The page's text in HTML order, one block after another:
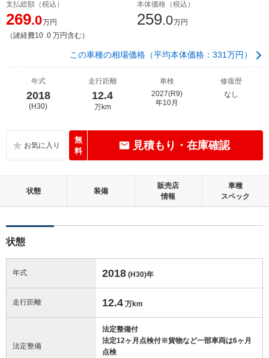
支払総額（税込）
269.0万円
（諸経費10 .0 万円含む）
本体価格（税込）
259.0万円
この車種の相場価格（平均本体価格：331万円）
年式
2018
(H30)
走行距離
12.4
万km
車検
2027(R9)
年10月
修復歴
なし
無
料
見積もり・在庫確認
状態 装備
販売店
情報
車種
スペック
状態
年式 2018 (H30)年
走行距離 12.4 万km
法定整備
法定整備付
法定12ヶ月点検付※貨物など一部車両は6ヶ月
点検